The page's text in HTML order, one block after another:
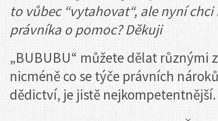
to vůbec “vytahovat“, ale nyní
právníka o pomoc? Děkuji
„BUBUBU“ můžete dělat
nicméně co se týče právních
dědictví, je jistě nejkompetentnější.